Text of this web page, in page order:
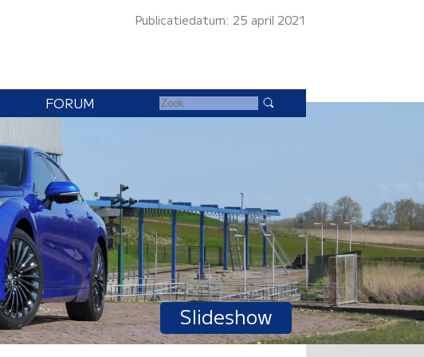
Publicatiedatum: 25 april 2021
FORUM
Slideshow